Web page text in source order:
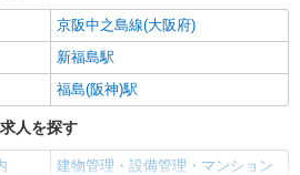
京阪中之島線(大阪府)
新福島駅
福島(阪神)駅
人を探す
建物管理・設備管理・マンション